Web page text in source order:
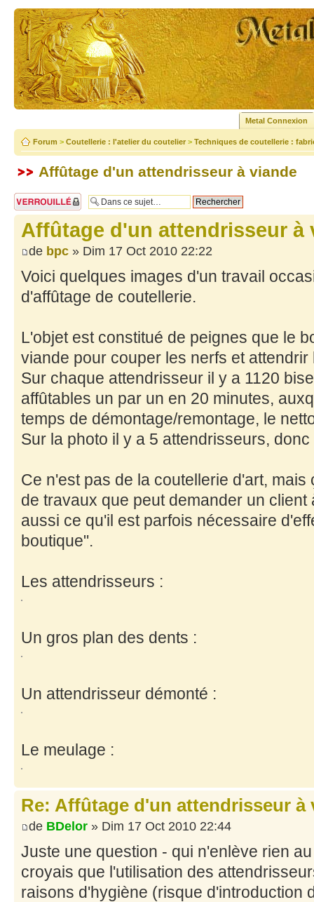
Metal Connexion
Forum > Coutellerie : l'atelier du coutelier > Techniques de coutellerie :
Affûtage d'un attendrisseur à viande
Sujet verrouillé
Affûtage d'un attendrisseur à
de bpc » Dim 17 Oct 2010 22:22
Voici quelques images d'un travail
d'affûtage de coutellerie.
L'objet est constitué de peignes que le
viande pour couper les nerfs et attendrir
Sur chaque attendrisseur il y a 1120
affûtables un par un en 20 minutes,
temps de démontage/remontage, le
Sur la photo il y a 5 attendrisseurs,
Ce n'est pas de la coutellerie d'art,
de travaux que peut demander un client
aussi ce qu'il est parfois nécessaire
boutique".
Les attendrisseurs :
Un gros plan des dents :
Un attendrisseur démonté :
Le meulage :
Re: Affûtage d'un attendrisseur à
de BDelor » Dim 17 Oct 2010 22:44
Juste une question - qui n'enlève rien
croyais que l'utilisation des
raisons d'hygiène (risque d'introduction